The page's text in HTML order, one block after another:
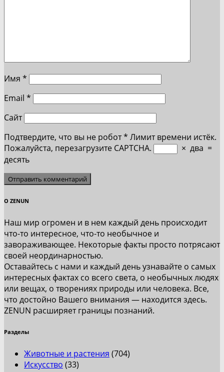
Имя *
Email *
Сайт
Подтвердите, что вы не робот* Лимит времени истёк.
Пожалуйста, перезагрузите CAPTCHA.
× два =
десять
О ZENUN
Наш мир огромен и в нем каждый день происходит
что-то интересное, что-то необычное и
завораживающее. Некоторые факты просто потрясают
своей неординарностью.
Оставайтесь с нами и каждый день узнавайте о самых
интересных фактах со всего света, о необычных людях
или вещах, о творениях природы или человека. Все,
что достойно Вашего внимания — находится здесь.
ZENUN расширяет границы познаний.
Разделы
Животные и растения (704)
Искусство (33)